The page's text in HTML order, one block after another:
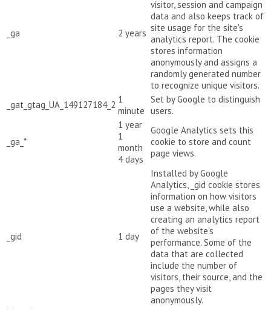
_ga 2 years
visitor, session and campaign
data and also keeps track of
site usage for the site's
analytics report. The cookie
stores information
anonymously and assigns a
randomly generated number
to recognize unique visitors.
_gat_gtag_UA_149127184_2 1
minute
Set by Google to distinguish
users.
_ga_*
1 year
1
month
4 days
Google Analytics sets this
cookie to store and count
page views.
_gid 1 day
Installed by Google
Analytics, _gid cookie stores
information on how visitors
use a website, while also
creating an analytics report
of the website's
performance. Some of the
data that are collected
include the number of
visitors, their source, and the
pages they visit
anonymously.